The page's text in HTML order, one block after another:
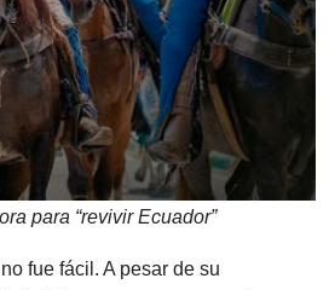
para “revivir Ecuador”
fue fácil. A pesar de su